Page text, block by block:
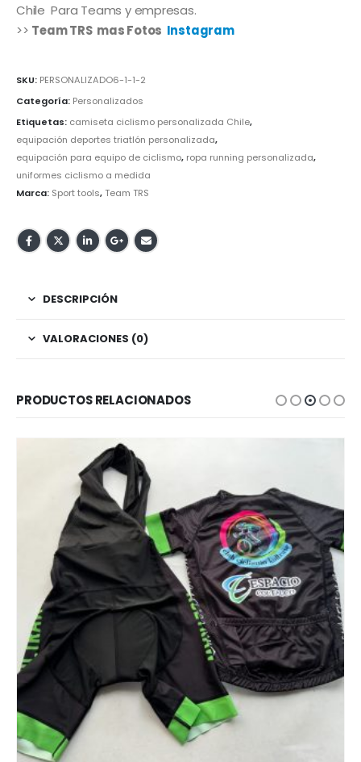
Chile Para Teams y empresas.
>> Team TRS mas Fotos Instagram
SKU: PERSONALIZADO6-1-1-2
Categoría: Personalizados
Etiquetas: camiseta ciclismo personalizada Chile,
equipación deportes triatlón personalizada,
equipación para equipo de ciclismo, ropa running personalizada,
uniformes ciclismo a medida
Marca: Sport tools,Team TRS
DESCRIPCIÓN
VALORACIONES (0)
PRODUCTOS RELACIONADOS